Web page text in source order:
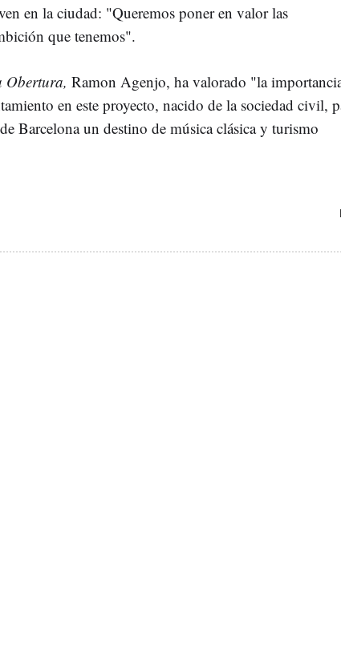
en la ciudad: "Queremos poner en valor las
que tenemos".
Obertura, Ramon Agenjo, ha valorado "la
en este proyecto, nacido de la sociedad civil,
Barcelona un destino de música clásica y turismo